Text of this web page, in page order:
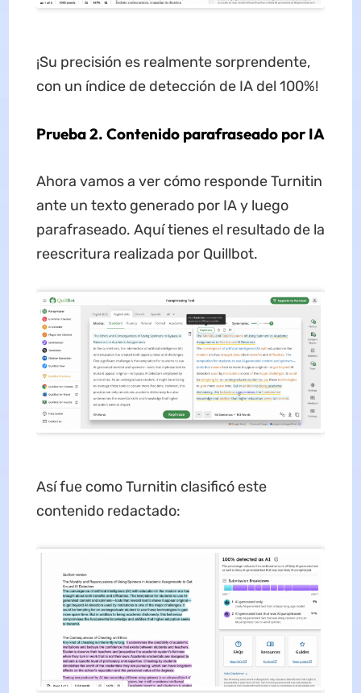
¡Su precisión es realmente sorprendente,
con un índice de detección de IA del 100%!
Prueba 2. Contenido parafraseado por IA
Ahora vamos a ver cómo responde Turnitin
ante un texto generado por IA y luego
parafraseado. Aquí tienes el resultado de la
reescritura realizada por Quillbot.
Así fue como Turnitin clasificó este
contenido redactado: